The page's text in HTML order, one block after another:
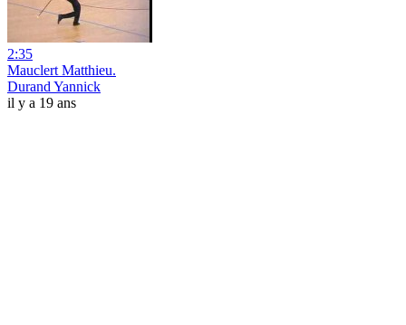
2:35
Mauclert Matthieu.
Durand Yannick
il y a 19 ans